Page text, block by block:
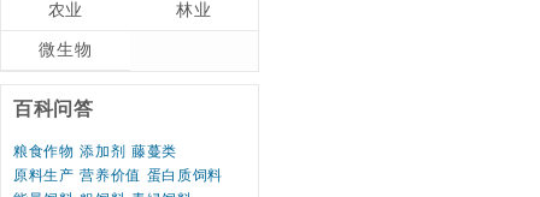
农业 林业
微生物
百科问答
粮食作物 添加剂 藤蔓类
原料生产 营养价值 蛋白质饲料